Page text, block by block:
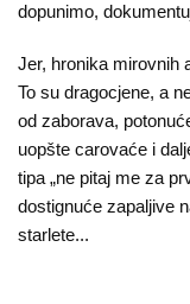
dopunimo,
Jer, hronika mirovnih
To su dragocjene, a
od zaborava,
uopšte carovaće i
tipa „ne pitaj me za
dostignuće zapaljive
starlete...